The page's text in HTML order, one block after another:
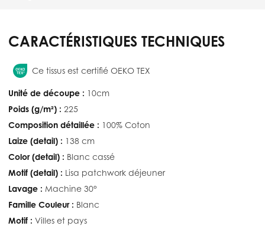
CARACTÉRISTIQUES TECHNIQUES
Ce tissus est certifié OEKO TEX
Unité de découpe : 10cm
Poids (g/m²) : 225
Composition détaillée : 100% Coton
Laize (detail) : 138 cm
Color (detail) : Blanc cassé
Motif (detail) : Lisa patchwork déjeuner
Lavage : Machine 30°
Famille Couleur : Blanc
Motif : Villes et pays